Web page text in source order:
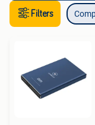
Filters